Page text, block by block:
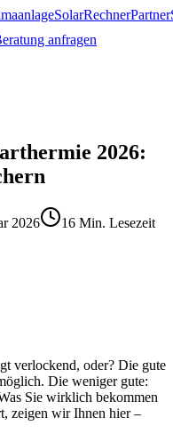
SolarRechnerPartner
anfragen
2026:
2026 16 Min. Lesezeit
verlockend, oder? Die gute
Die weniger gute:
Sie wirklich bekommen
zeigen wir Ihnen hier –